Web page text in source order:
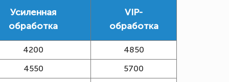
Усиленная
обработка
VIP-
обработка
4200
4850
4550
5700